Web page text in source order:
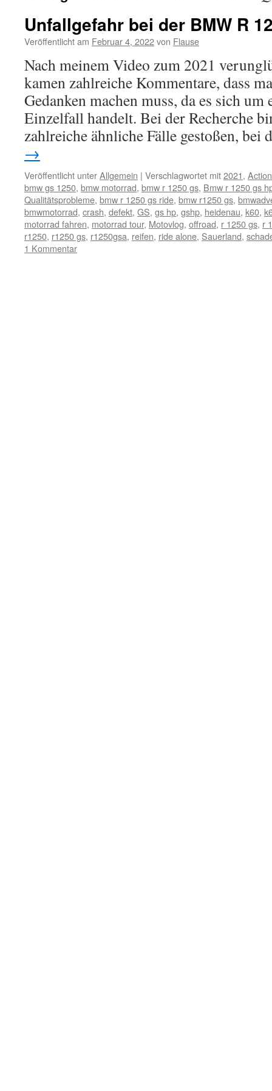
Unfallgefahr bei der BMW R
Veröffentlicht am Februar 4, 2022von Flause
Nach meinem Video zum 2021
kamen zahlreiche Kommentare, dass
Gedanken machen muss, da es sich
Einzelfall handelt. Bei der Recherche
zahlreiche ähnliche Fälle gestoßen,
→
Veröffentlicht unterAllgemein | Verschlagwortet mit2021,
bmw gs 1250, bmw motorrad, bmw r 1250 gs, Bmw r 1250 gs
Qualitätsprobleme, bmw r 1250 gs ride, bmw r1250 gs,
bmwmotorrad, crash, defekt, GS, gs hp, gshp, heidenau, k60,
motorrad fahren, motorrad tour, Motovlog, offroad, r 1250 gs, r
r1250, r1250 gs, r1250gsa, reifen, ride alone, Sauerland,
1 Kommentar